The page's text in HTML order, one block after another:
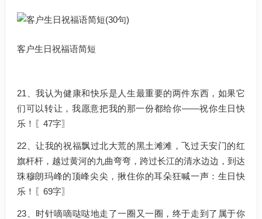
客户生日祝福语简短
21、我认为健康和快乐是人生最重要的两件东西，如果它
们可以转让，我愿意把我的那一份都给你——祝你生日快
乐！〖47字〗
22、让我的祝福飘过北大荒的黑土滩滩，飞过天安门的红
旗杆杆，越过黄河的九曲弯弯，跨过长江的清水边边，到达
珠穆朗玛峰的顶峰尖尖，揪住你的耳朵狂喊一声：生日快
乐！〖69字〗
23、时针嘀嘀哒哒地走了一圈又一圈，终于走到了属于你